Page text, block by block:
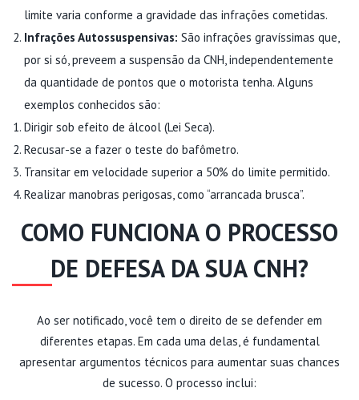
limite varia conforme a gravidade das infrações cometidas.
Infrações Autossuspensivas: São infrações gravíssimas que,
por si só, preveem a suspensão da CNH, independentemente
da quantidade de pontos que o motorista tenha. Alguns
exemplos conhecidos são:
Dirigir sob efeito de álcool (Lei Seca).
Recusar-se a fazer o teste do bafômetro.
Transitar em velocidade superior a 50% do limite permitido.
Realizar manobras perigosas, como “arrancada brusca”.
COMO FUNCIONA O PROCESSO
DE DEFESA DA SUA CNH?
Ao ser notificado, você tem o direito de se defender em
diferentes etapas. Em cada uma delas, é fundamental
apresentar argumentos técnicos para aumentar suas chances
de sucesso. O processo inclui: